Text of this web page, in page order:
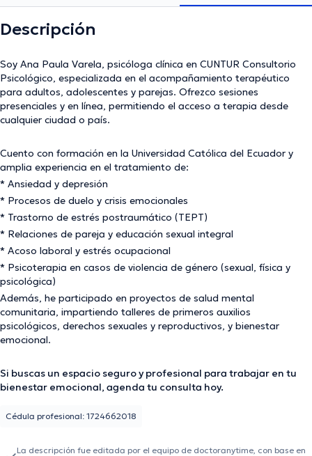
Descripción
Soy Ana Paula Varela, psicóloga clínica en CUNTUR Consultorio
Psicológico, especializada en el acompañamiento terapéutico
para adultos, adolescentes y parejas. Ofrezco sesiones
presenciales y en línea, permitiendo el acceso a terapia desde
cualquier ciudad o país.
Cuento con formación en la Universidad Católica del Ecuador y
amplia experiencia en el tratamiento de:
* Ansiedad y depresión
* Procesos de duelo y crisis emocionales
* Trastorno de estrés postraumático (TEPT)
* Relaciones de pareja y educación sexual integral
* Acoso laboral y estrés ocupacional
* Psicoterapia en casos de violencia de género (sexual, física y
psicológica)
Además, he participado en proyectos de salud mental
comunitaria, impartiendo talleres de primeros auxilios
psicológicos, derechos sexuales y reproductivos, y bienestar
emocional.
Si buscas un espacio seguro y profesional para trabajar en tu
bienestar emocional, agenda tu consulta hoy.
Cédula profesional: 1724662018
La descripción fue editada por el equipo de doctoranytime, con base en